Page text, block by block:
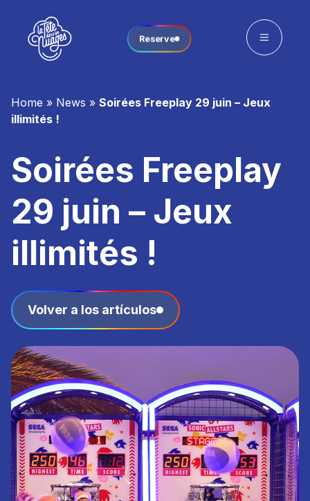
Reserve
Home » News » Soirées Freeplay 29 juin – Jeux
illimités !
Soirées Freeplay
29 juin – Jeux
illimités !
Volver a los artículos